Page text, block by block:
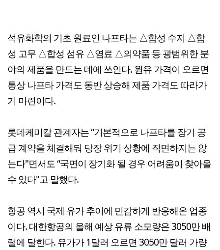
석유화학의 기초 원료인 나프타는 △합성 수지 △합
성 고무 △합성 섬유 △염료 △의약품 등 광범위한 분
야의 제품을 만드는 데에 쓰인다. 원유 가격이 오르면
통상 나프타 가격도 동반 상승해 제품 가격도 따라가
기 마련이다.
롯데케미칼 관계자는 “기본적으로 나프타를 장기 공
급 계약을 체결해둬 당장 위기 상황에 직면하지는 않
는다"면서도 “국면이 장기화 될 경우 어려움이 찾아올
수 있다"고 말했다.
항공 역시 국제 유가 추이에 민감하게 반응해온 업종
이다. 대한항공의 올해 예상 유류 소모량은 3050만 배
럴에 달한다. 유가가 1달러 오르면 3050만 달러 가량